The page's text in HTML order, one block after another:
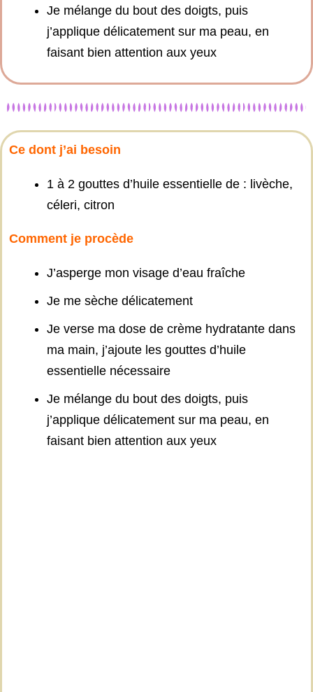
Je mélange du bout des doigts, puis
j’applique délicatement sur ma peau, en
faisant bien attention aux yeux
Ce dont j’ai besoin
1 à 2 gouttes d’huile essentielle de : livèche,
céleri, citron
Comment je procède
J’asperge mon visage d’eau fraîche
Je me sèche délicatement
Je verse ma dose de crème hydratante dans
ma main, j’ajoute les gouttes d’huile
essentielle nécessaire
Je mélange du bout des doigts, puis
j’applique délicatement sur ma peau, en
faisant bien attention aux yeux